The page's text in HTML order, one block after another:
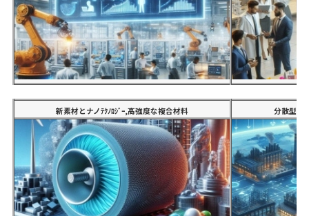
新素材とナノﾃｸﾉﾛｼﾞｰ,高強度な複合材料 分散型製